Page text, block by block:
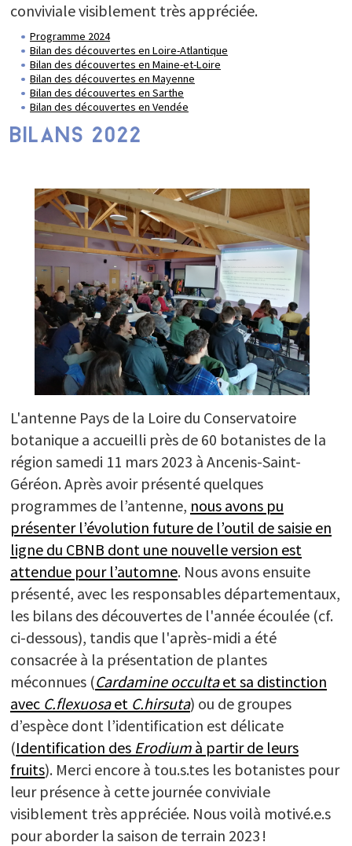
conviviale visiblement très appréciée.
Programme 2024
Bilan des découvertes en Loire-Atlantique
Bilan des découvertes en Maine-et-Loire
Bilan des découvertes en Mayenne
Bilan des découvertes en Sarthe
Bilan des découvertes en Vendée
BILANS 2022
L'antenne Pays de la Loire du Conservatoire
botanique a accueilli près de 60 botanistes de la
région samedi 11 mars 2023 à Ancenis-Saint-
Géréon. Après avoir présenté quelques
programmes de l’antenne, nous avons pu
présenter l’évolution future de l’outil de saisie en
ligne du CBNB dont une nouvelle version est
attendue pour l’automne. Nous avons ensuite
présenté, avec les responsables départementaux,
les bilans des découvertes de l'année écoulée (cf.
ci-dessous), tandis que l'après-midi a été
consacrée à la présentation de plantes
méconnues (Cardamine occultaet sa distinction
avec C.flexuosaet C.hirsuta) ou de groupes
d’espèce dont l’identification est délicate
(Identification des Erodium à partir de leurs
fruits). Merci encore à tou.s.tes les botanistes pour
leur présence à cette journée conviviale
visiblement très appréciée. Nous voilà motivé.e.s
pour aborder la saison de terrain 2023 !